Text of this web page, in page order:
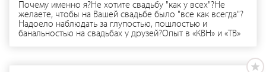
Почему именно я?Не хотите свадьбу "как у всех"?Не
желаете, чтобы на Вашей свадьбе было "все как всегда"?
Надоело наблюдать за глупостью, пошлостью и
банальностью на свадьбах у друзей?Опыт в «КВН» и «ТВ»